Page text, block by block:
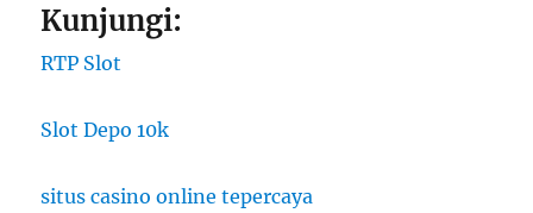
Kunjungi:
RTP Slot
Slot Depo 10k
situs casino online tepercaya